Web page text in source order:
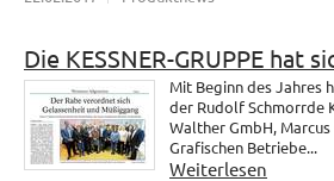
Die KESSNER-GRUPPE hat
Mit Beginn des Jahres
der Rudolf Schmorrde
Walther GmbH,
Grafischen Betriebe...
Weiterlesen